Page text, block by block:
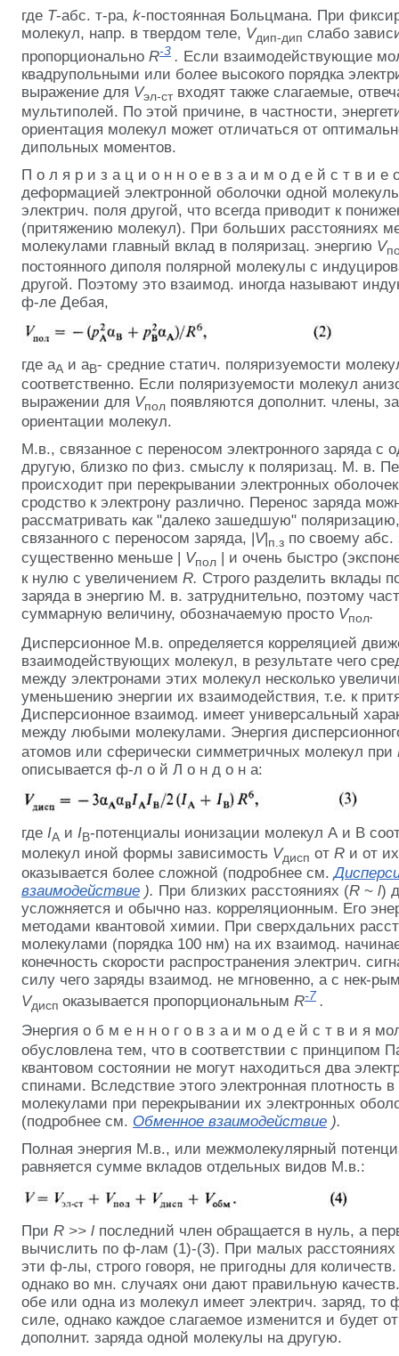
где Т-абс. т-ра, k-постоянная Больцмана. При
молекул, напр. в твердом теле, Vдип-дип слабо
пропорционально R-3 . Если взаимодействующие
квадрупольными или более высокого порядка
выражение для Vэл-ствходят также слагаемые,
мультиполей. По этой причине, в частности,
ориентация молекул может отличаться от
дипольных моментов.
П о л я р и з а ц и о н н о е в з а и м о д е й с т в и е
деформацией электронной оболочки одной
электрич. поля другой, что всегда приводит к
(притяжению молекул). При больших расстояниях
молекулами главный вклад в поляризац. энергию V
постоянного диполя полярной молекулы с
другой. Поэтому это взаимод. иногда называют
ф-ле Дебая,
где aА и aB- средние статич. поляризуемости
соответственно. Если поляризуемости молекул
выражении для Vпол появляются дополнит. члены,
ориентации молекул.
М.в., связанное с переносом электронного заряда с
другую, близко по физ. смыслу к поляризац. М. в.
происходит при перекрывании электронных
сродство к электрону различно. Перенос заряда
рассматривать как "далеко зашедшую"
связанного с переносом заряда, | V| п.з по своему абс.
существенно меньше | Vпол
| и очень быстро
к нулю с увеличением R. Строго разделить вклады
заряда в энергию М. в. затруднительно, поэтому
суммарную величину, обозначаемую просто Vпол.
Дисперсионное М.в. определяется корреляцией
взаимодействующих молекул, в результате чего
между электронами этих молекул несколько
уменьшению энергии их взаимодействия, т.е. к
Дисперсионное взаимод. имеет универсальный
между любыми молекулами. Энергия
атомов или сферически симметричных молекул при
описывается ф-л о й Л о н д о н а:
где IА и IB-потенциалы ионизации молекул А и В
молекул иной формы зависимость Vдисп от R и от
оказывается более сложной (подробнее см.
взаимодействие ). При близких расстояниях (R ~ l)
усложняется и обычно наз. корреляционным. Его
методами квантовой химии. При сверхдальних
молекулами (порядка 100 нм) на их взаимод.
конечность скорости распространения электрич.
силу чего заряды взаимод. не мгновенно, а с нек-
Vдисп оказывается пропорциональным R-7 .
Энергия о б м е н н о г о в з а и м о д е й с т в и я
обусловлена тем, что в соответствии с принципом
квантовом состоянии не могут находиться два
спинами. Вследствие этого электронная плотность
молекулами при перекрывании их электронных
(подробнее см. Обменное взаимодействие ).
Полная энергия М.в., или межмолекулярный
равняется сумме вкладов отдельных видов М.в.:
При R >> l последний член обращается в нуль, а
вычислить по ф-лам (1)-(3). При малых
эти ф-лы, строго говоря, не пригодны для
однако во мн. случаях они дают правильную
обе или одна из молекул имеет электрич. заряд, то
силе, однако каждое слагаемое изменится и будет
дополнит. заряда одной молекулы на другую.